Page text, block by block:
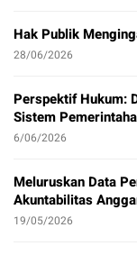
Hak Publik
28/06/2026
Perspektif Hukum:
Sistem
6/06/2026
Meluruskan Data
Akuntabilitas
19/05/2026